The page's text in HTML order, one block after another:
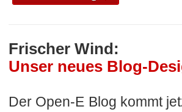
Frischer Wind:
Unser neues Blog-
Der Open-E Blog kommt